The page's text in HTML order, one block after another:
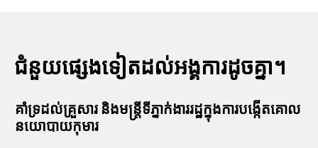
ជំនួយផ្សេងទៀតដល់អង្គការដូចគ្នា។
គាំទ្រដល់គ្រួសារ និងមន្ត្រីទីភ្នាក់ងាររដ្ឋក្នុងការបង្កើតគោល
នយោបាយកុមារ